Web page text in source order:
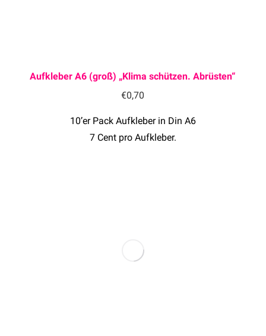
Aufkleber A6 (groß) „Klima schützen. Abrüsten“
€0,70
10’er Pack Aufkleber in Din A6
7 Cent pro Aufkleber.